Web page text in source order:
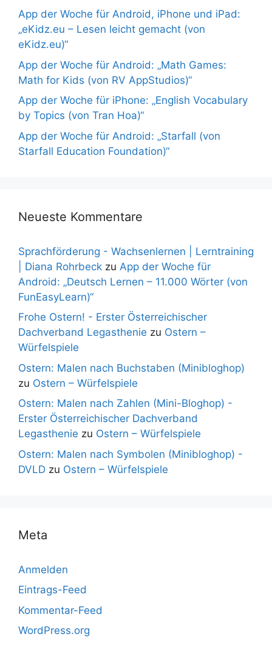
App der Woche für Android, iPhone und iPad:
„eKidz.eu – Lesen leicht gemacht (von
eKidz.eu)“
App der Woche für Android: „Math Games:
Math for Kids (von RV AppStudios)“
App der Woche für iPhone: „English Vocabulary
by Topics (von Tran Hoa)“
App der Woche für Android: „Starfall (von
Starfall Education Foundation)“
Neueste Kommentare
Sprachförderung - Wachsenlernen | Lerntraining
| Diana Rohrbeck zu App der Woche für
Android: „Deutsch Lernen – 11.000 Wörter (von
FunEasyLearn)“
Frohe Ostern! - Erster Österreichischer
Dachverband Legasthenie zu Ostern –
Würfelspiele
Ostern: Malen nach Buchstaben (Minibloghop)
zu Ostern – Würfelspiele
Ostern: Malen nach Zahlen (Mini-Bloghop) -
Erster Österreichischer Dachverband
Legasthenie zu Ostern – Würfelspiele
Ostern: Malen nach Symbolen (Minibloghop) -
DVLD zu Ostern – Würfelspiele
Meta
Anmelden
Eintrags-Feed
Kommentar-Feed
WordPress.org